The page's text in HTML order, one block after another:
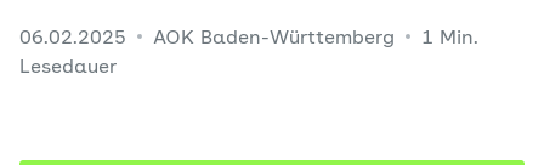
06.02.2025 AOK Baden-Württemberg
1 Min.
Lesedauer